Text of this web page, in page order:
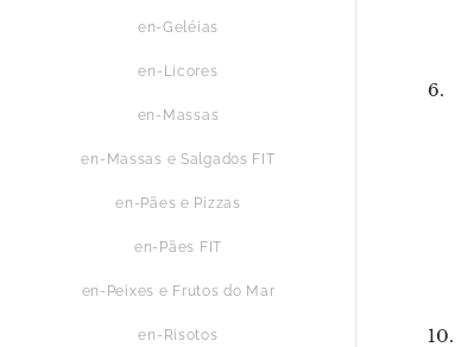
en-Geléias
en-Licores
en-Massas
en-Massas e Salgados FIT
en-Pães e Pizzas
en-Pães FIT
en-Peixes e Frutos do Mar
en-Risotos